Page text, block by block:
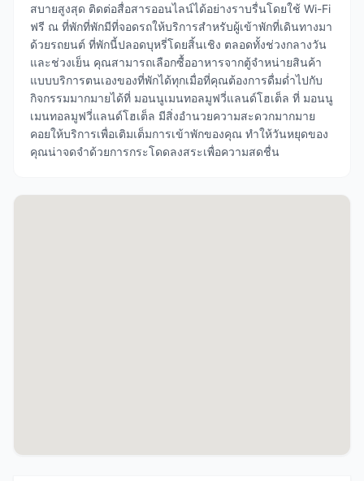
สบายสูงสุด ติดต่อสื่อสารออนไลน์ได้อย่างราบรื่นโดยใช้ Wi-Fi
ฟรี ณ ที่พักที่พักมีที่จอดรถให้บริการสำหรับผู้เข้าพักที่เดินทางมา
ด้วยรถยนต์ ที่พักนี้ปลอดบุหรี่โดยสิ้นเชิง ตลอดทั้งช่วงกลางวัน
และช่วงเย็น คุณสามารถเลือกซื้ออาหารจากตู้จำหน่ายสินค้า
แบบบริการตนเองของที่พักได้ทุกเมื่อที่คุณต้องการดื่มด่ำไปกับ
กิจกรรมมากมายได้ที่ มอนนูเมนทอลมูฟวี่แลนด์โฮเต็ล ที่ มอนนู
เมนทอลมูฟวี่แลนด์โฮเต็ล มีสิ่งอำนวยความสะดวกมากมาย
คอยให้บริการเพื่อเติมเต็มการเข้าพักของคุณ ทำให้วันหยุดของ
คุณน่าจดจำด้วยการกระโดดลงสระเพื่อความสดชื่น